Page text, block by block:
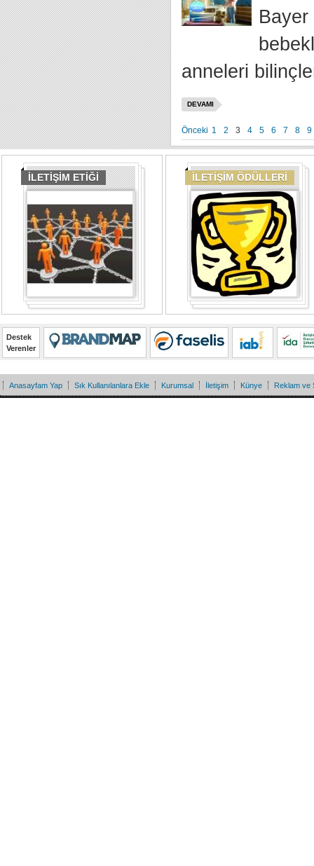
anneleri
DEVAMI
Önceki 1 2 3 4 5 6 7 8 9
İLETİŞİM ETİĞİ İLETİŞİM ÖDÜLLERİ
Destek
Verenler
Anasayfam Yap Sık Kullanılanlara Ekle Kurumsal İletişim Künye Reklam ve